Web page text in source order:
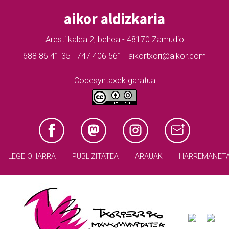
aikor aldizkaria
Aresti kalea 2, behea - 48170 Zamudio
688 86 41 35 · 747 406 561 · aikortxori@aikor.com
Codesyntaxek garatua
LEGE OHARRA PUBLIZITATEA ARAUAK